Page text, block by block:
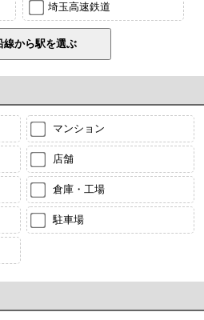
埼玉高速鉄道
マンション
店舗
倉庫・工場
駐車場